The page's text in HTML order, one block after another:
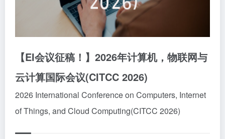
【EI会议征稿！】2026年计算机，物联网与
云计算国际会议(CITCC 2026)
2026 International Conference on Computers, Internet
of Things, and Cloud Computing(CITCC 2026)